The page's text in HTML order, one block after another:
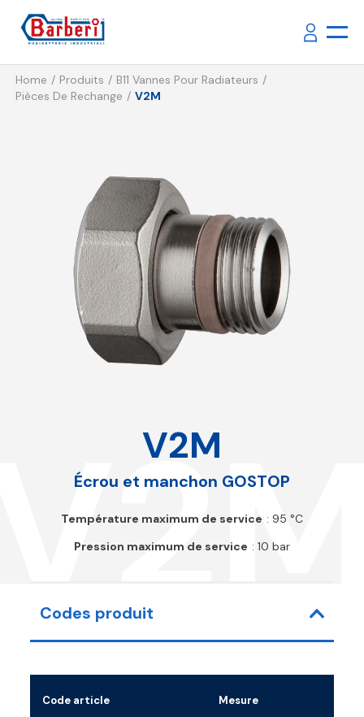
Home Produits
B11 Vannes Pour Radiateurs
Pièces De Rechange
V2M
V2M
Écrou et manchon GOSTOP
Température maximum de service : 95 °C
Pression maximum de service : 10 bar
Codes produit
Code article Mesure